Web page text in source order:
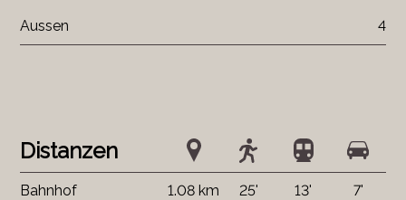
Distanzen
Bahnhof 1.08 km 25' 13' 7'
Aussen 4